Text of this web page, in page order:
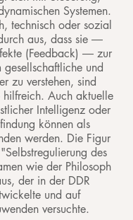
Systemen.
technisch oder sozial
aus, dass sie—
(Feedback) — zur
und
zu verstehen, sind
hilfreich. Auch aktuelle
Intelligenz oder
können als
werden. Die Figur
des
wie der Philosoph
der in der DDR
und auf
versuchte.